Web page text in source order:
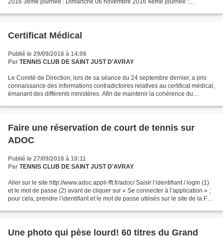
2016 3ème journée : Dimanche 06 novembre 2016 4ème journée :
Certificat Médical
Publié le 29/09/2016 à 14:06
Par TENNIS CLUB DE SAINT JUST D'AVRAY
Le Comité de Direction, lors de sa séance du 24 septembre dernier, a pris
connaissance des informations contradictoires relatives au certificat médical,
émanant des différents ministères. Afin de maintenir la cohérence du
Faire une réservation de court de tennis sur
ADOC
Publié le 27/09/2016 à 10:11
Par TENNIS CLUB DE SAINT JUST D'AVRAY
Aller sur le site http://www.adoc.appli-fft.fr/adoc/ Saisir l’identifiant / login (1)
et le mot de passe (2) avant de cliquer sur « Se connecter à l’application » ;
pour cela, prendre l’identifiant et le mot de passe utilisés sur le site de la FFT
Une photo qui pèse lourd! 60 titres du Grand